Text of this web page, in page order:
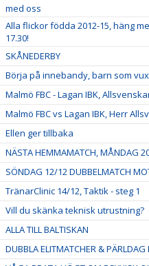
med oss
Alla flickor födda 2012-15, häng
17.30!
SKÅNEDERBY
Börja på innebandy, barn som
Malmö FBC - Lagan IBK,
Malmö FBC vs Lagan IBK, Herr
Ellen ger tillbaka
NÄSTA HEMMAMATCH, MÅNDAG
SÖNDAG 12/12 DUBBELMATCH
TränarClinic 14/12, Taktik - steg 1
Vill du skänka teknisk utrustning?
ALLA TILL BALTISKAN
DUBBLA ELITMATCHER &